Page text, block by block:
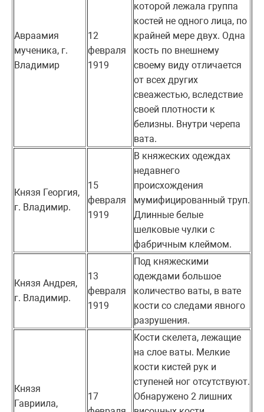
Авраамия
мученика, г.
Владимир
12
февраля
1919
которой лежала группа
костей не одного лица, по
крайней мере двух. Одна
кость по внешнему
своему виду отличается
от всех других
свеажестью, вследствие
своей плотности к
белизны. Внутри черепа
вата.
Князя Георгия,
г. Владимир.
15
февраля
1919
В княжеских одеждах
недавнего
происхождения
мумифицированный труп.
Длинные белые
шелковые чулки с
фабричным клеймом.
Князя Андрея,
г. Владимир.
13
февраля
1919
Под княжескими
одеждами большое
количество ваты, в вате
кости со следами явного
разрушения.
Князя
Гавриила,
17
Кости скелета, лежащие
на слое ваты. Мелкие
кости кистей рук и
ступеней ног отсутствуют.
Обнаружено 2 лишних